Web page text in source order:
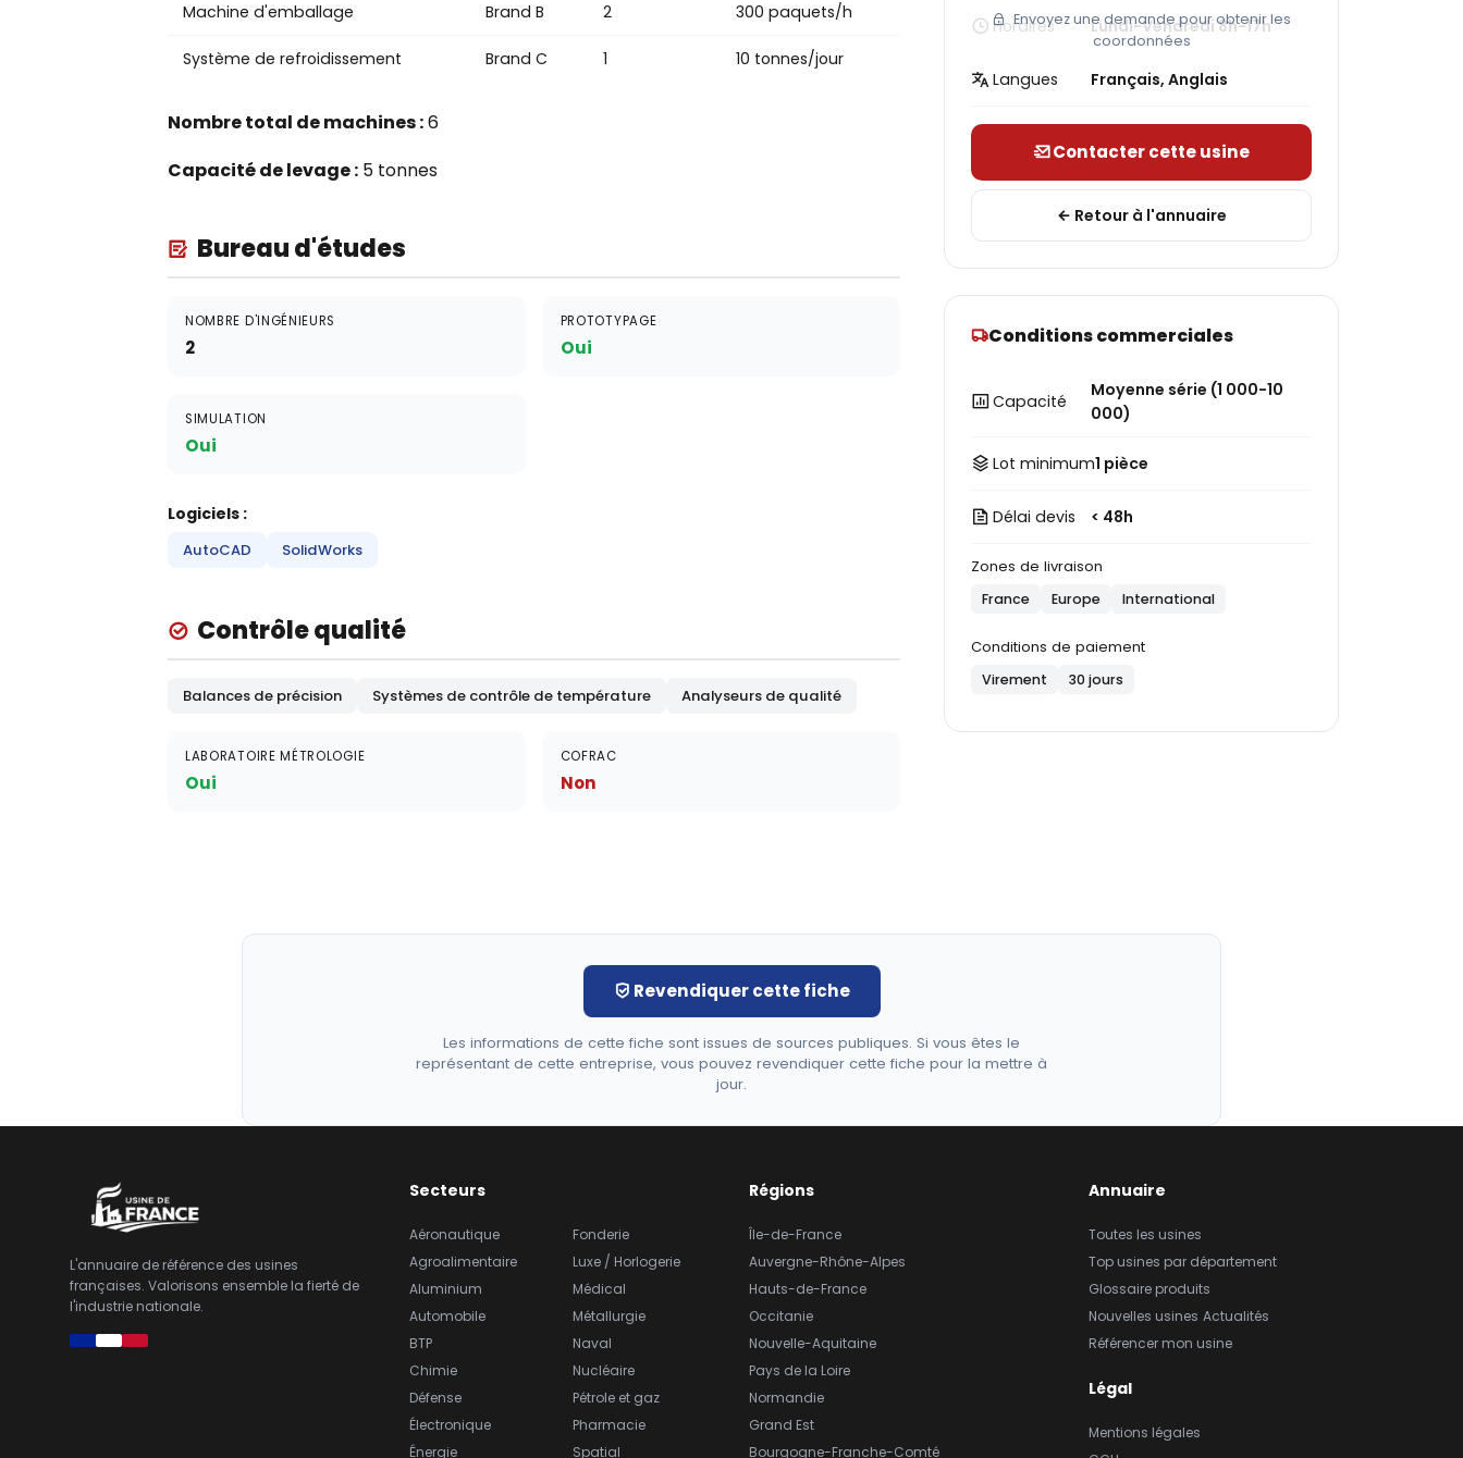
Machine d'emballage Brand B 2 300 paquets/h
Système de refroidissement Brand C 1 10 tonnes/jour
Nombre total de machines :6
Capacité de levage : 5 tonnes
Bureau d'études
NOMBRE D'INGÉNIEURS
2
PROTOTYPAGE
Oui
SIMULATION
Oui
Logiciels :
AutoCAD SolidWorks
Contrôle qualité
Balances de précision Systèmes de contrôle de température Analyseurs de qualité
LABORATOIRE MÉTROLOGIE
Oui
COFRAC
Non
Envoyez une demande pour obtenir les
coordonnées
Horaires Lundi-Vendredi 8h-17h
Langues Français, Anglais
Contacter cette usine
Retour à l'annuaire
Conditions commerciales
Capacité
Moyenne série (1 000-10
000)
Lot minimum1 pièce
Délai devis < 48h
Zones de livraison
France Europe International
Conditions de paiement
Virement 30 jours
Revendiquer cette fiche
Les informations de cette fiche sont issues de sources publiques. Si vous êtes le
représentant de cette entreprise, vous pouvez revendiquer cette fiche pour la mettre à
jour.
L'annuaire de référence des usines
françaises. Valorisons ensemble la fierté de
l'industrie nationale.
Secteurs
Aéronautique
Agroalimentaire
Aluminium
Automobile
BTP
Chimie
Défense
Électronique
Énergie
Fonderie
Luxe / Horlogerie
Médical
Métallurgie
Naval
Nucléaire
Pétrole et gaz
Pharmacie
Spatial
Régions
Île-de-France
Auvergne-Rhône-Alpes
Hauts-de-France
Occitanie
Nouvelle-Aquitaine
Pays de la Loire
Normandie
Grand Est
Bourgogne-Franche-Comté
Annuaire
Toutes les usines
Top usines par département
Glossaire produits
Nouvelles usines Actualités
Référencer mon usine
Légal
Mentions légales